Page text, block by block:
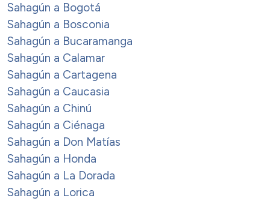
Sahagún a Bogotá
Sahagún a Bosconia
Sahagún a Bucaramanga
Sahagún a Calamar
Sahagún a Cartagena
Sahagún a Caucasia
Sahagún a Chinú
Sahagún a Ciénaga
Sahagún a Don Matías
Sahagún a Honda
Sahagún a La Dorada
Sahagún a Lorica